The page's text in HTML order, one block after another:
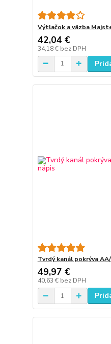
Výtlačok a väzba
42,04 €
34,18 € bez DPH
Tvrdý kanál pokrýva
49,97 €
40,63 € bez DPH